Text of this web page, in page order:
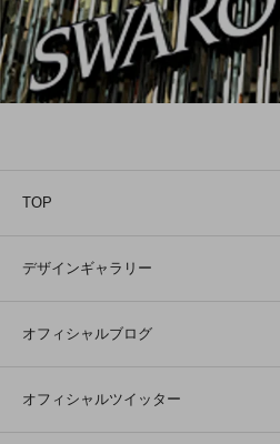
TOP
デザインギャラリー
オフィシャルブログ
オフィシャルツイッター